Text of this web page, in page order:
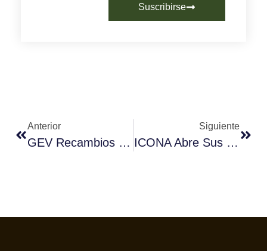
Suscribirse
Anterior
GEV Recambios De Hostelería Es Ahora REPA Iberia
Siguiente
ICONA Abre Sus Plazas Para El Nuevo Curso Q Grader